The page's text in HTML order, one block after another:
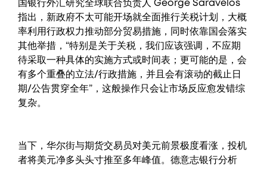
国银行外汇研究全球联合负责人 George Saravelos
指出，新政府不太可能开场就全面推行关税计划，大概
率利用行政权力推动部分贸易措施，同时依靠国会落实
其他举措，“特别是关于关税，我们应该强调，不应期
待采取一种具体的实施方式或时间表；更可能的是，会
有多个重叠的立法/行政措施，并且会有滚动的截止日
期/公告贯穿全年”，这般操作只会让市场反应愈发错综
复杂。
当下，华尔街与期货交易员对美元前景极度看涨，投机
者将美元净多头头寸推至多年峰值。德意志银行分析